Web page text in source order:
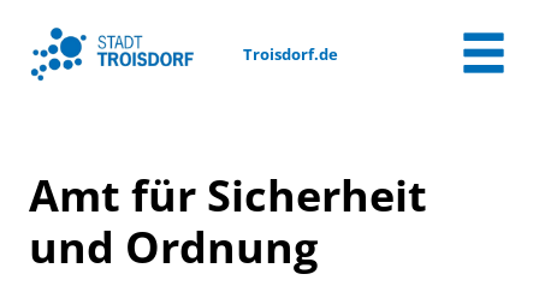
Zum Hauptinhalt springen
Troisdorf.de
Amt für Sicherheit
und Ordnung